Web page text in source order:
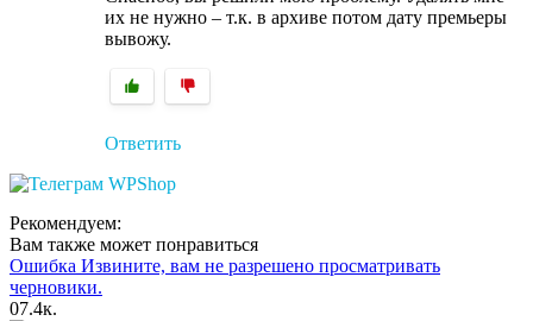
их не нужно – т.к. в архиве потом дату премьеры
вывожу.
Ответить
Рекомендуем:
Вам также может понравиться
Ошибка Извините, вам не разрешено просматривать
черновики.
07.4к.